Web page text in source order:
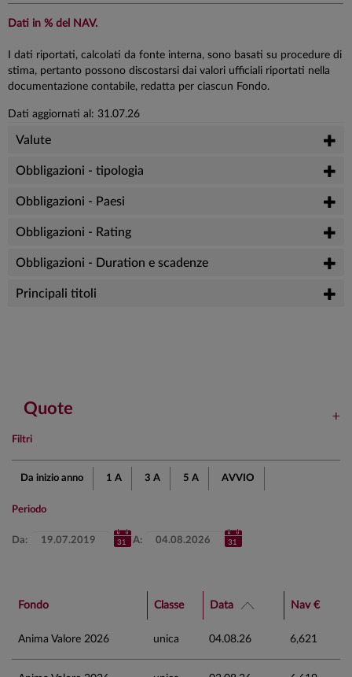
Dati in % del NAV.
I dati riportati, calcolati da fonte interna, sono basati su procedure di
stima, pertanto possono discostarsi dai valori ufficiali riportati nella
documentazione contabile, redatta per ciascun Fondo.
Dati aggiornati al: 31.07.26
Valute
Obbligazioni - tipologia
Obbligazioni - Paesi
Obbligazioni - Rating
Obbligazioni - Duration e scadenze
Principali titoli
Quote
Filtri
Da inizio anno 1 A 3 A 5 A AVVIO
Periodo
Da: A:
Fondo Classe Data Nav €
Anima Valore 2026 unica 04.08.26 6,621